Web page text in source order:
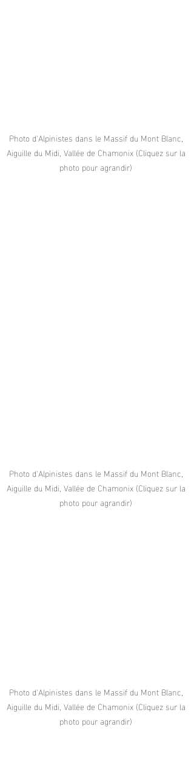
Photo d'Alpinistes dans le Massif du Mont Blanc,
Aiguille du Midi, Vallée de Chamonix (Cliquez sur la
photo pour agrandir)
Photo d'Alpinistes dans le Massif du Mont Blanc,
Aiguille du Midi, Vallée de Chamonix (Cliquez sur la
photo pour agrandir)
Photo d'Alpinistes dans le Massif du Mont Blanc,
Aiguille du Midi, Vallée de Chamonix (Cliquez sur la
photo pour agrandir)